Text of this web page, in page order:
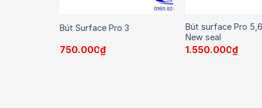
Bút Surface Pro 3
750.000₫
Bút surface Pro
New seal
1.550.000₫